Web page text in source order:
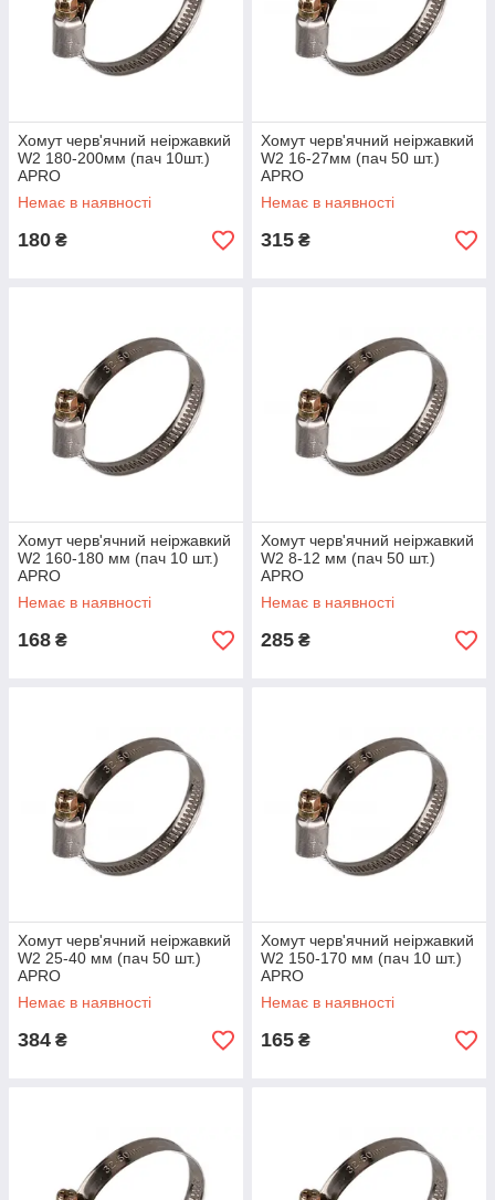
Хомут черв'ячний неіржавкий
W2 180-200мм (пач 10шт.)
APRO
Немає в наявності
180 ₴
Хомут черв'ячний неіржавкий
W2 16-27мм (пач 50 шт.)
APRO
Немає в наявності
315 ₴
Хомут черв'ячний неіржавкий
W2 160-180 мм (пач 10 шт.)
APRO
Немає в наявності
168 ₴
Хомут черв'ячний неіржавкий
W2 8-12 мм (пач 50 шт.)
APRO
Немає в наявності
285 ₴
Хомут черв'ячний неіржавкий
W2 25-40 мм (пач 50 шт.)
APRO
Немає в наявності
384 ₴
Хомут черв'ячний неіржавкий
W2 150-170 мм (пач 10 шт.)
APRO
Немає в наявності
165 ₴